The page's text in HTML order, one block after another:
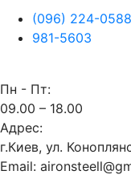
(096) 224-0588
981-5603
Пн - Пт:
09.00 – 18.00
Адрес:
г.Киев, ул.
Email: